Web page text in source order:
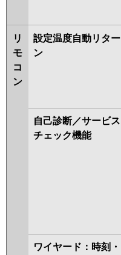
リ
モ
コ
ン
設定温度自動リター
ン
自己診断／サービス
チェック機能
ワイヤード：時刻・